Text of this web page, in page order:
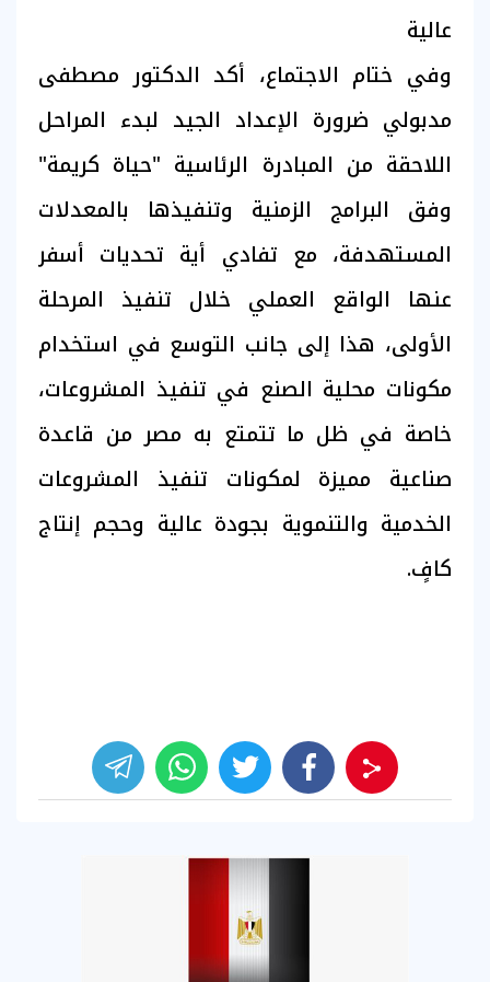
عالية
وفي ختام الاجتماع، أكد الدكتور مصطفى
مدبولي ضرورة الإعداد الجيد لبدء المراحل
اللاحقة من المبادرة الرئاسية "حياة كريمة"
وفق البرامج الزمنية وتنفيذها بالمعدلات
المستهدفة، مع تفادي أية تحديات أسفر
عنها الواقع العملي خلال تنفيذ المرحلة
الأولى، هذا إلى جانب التوسع في استخدام
مكونات محلية الصنع في تنفيذ المشروعات،
خاصة في ظل ما تتمتع به مصر من قاعدة
صناعية مميزة لمكونات تنفيذ المشروعات
الخدمية والتنموية بجودة عالية وحجم إنتاج
كافٍ.